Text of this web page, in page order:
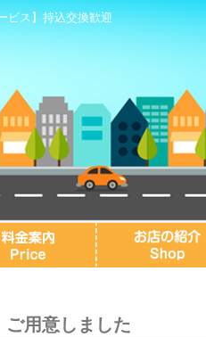
ビス】持込交換歓迎
ご用意しました